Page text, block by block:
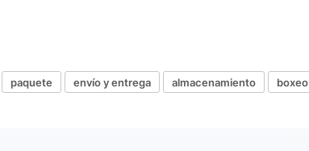
paquete envío y entrega almacenamiento boxeo